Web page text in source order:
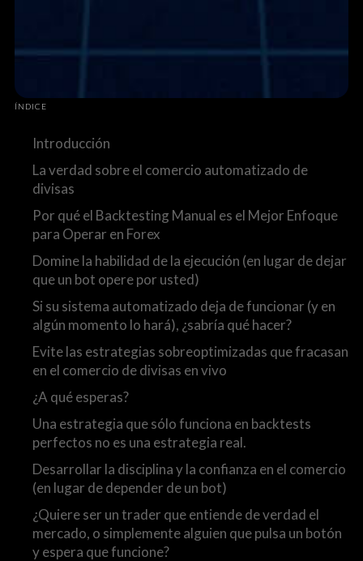
ÍNDICE
Introducción
La verdad sobre el comercio automatizado de
divisas
Por qué el Backtesting Manual es el Mejor Enfoque
para Operar en Forex
Domine la habilidad de la ejecución (en lugar de dejar
que un bot opere por usted)
Si su sistema automatizado deja de funcionar (y en
algún momento lo hará), ¿sabría qué hacer?
Evite las estrategias sobreoptimizadas que fracasan
en el comercio de divisas en vivo
¿A qué esperas?
Una estrategia que sólo funciona en backtests
perfectos no es una estrategia real.
Desarrollar la disciplina y la confianza en el comercio
(en lugar de depender de un bot)
¿Quiere ser un trader que entiende de verdad el
mercado, o simplemente alguien que pulsa un botón
y espera que funcione?